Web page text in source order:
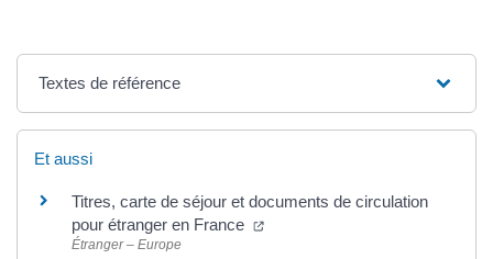
Textes de référence
Et aussi
Titres, carte de séjour et documents de circulation
pour étranger en France
Étranger – Europe